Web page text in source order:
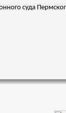
суда